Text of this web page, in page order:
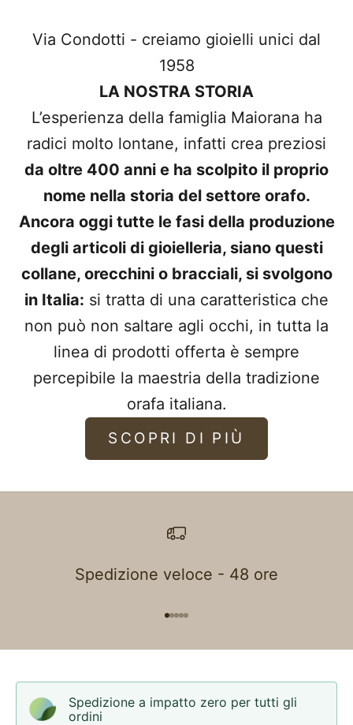
Via Condotti - creiamo gioielli unici dal
1958
LA NOSTRA STORIA
L’esperienza della famiglia Maiorana ha
radici molto lontane, infatti crea preziosi
da oltre 400 anni e ha scolpito il proprio
nome nella storia del settore orafo.
Ancora oggi tutte le fasi della produzione
degli articoli di gioielleria, siano questi
collane, orecchini o bracciali, si svolgono
in Italia: si tratta di una caratteristica che
non può non saltare agli occhi, in tutta la
linea di prodotti offerta è sempre
percepibile la maestria della tradizione
orafa italiana.
SCOPRI DI PIÙ
Spedizione veloce - 48 ore
Spedizione a impatto zero per tutti gli
ordini